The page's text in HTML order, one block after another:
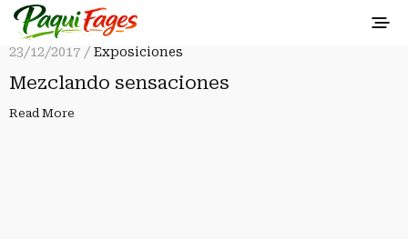
23/12/2017 / Exposiciones
Mezclando sensaciones
Read More